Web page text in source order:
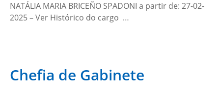
NATÁLIA MARIA BRICEÑO SPADONI a partir de: 27-02-
2025 – Ver Histórico do cargo …
Chefia de Gabinete